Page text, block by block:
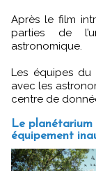
Après le film
parties de
astronomique.
Les équipes du
avec les
centre de
Le
équipement